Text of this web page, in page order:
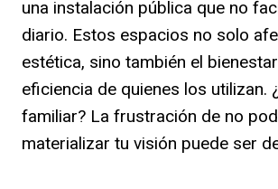
una instalación pública que no
diario. Estos espacios no solo
estética, sino también el
eficiencia de quienes los utilizan.
familiar? La frustración de no
materializar tu visión puede ser